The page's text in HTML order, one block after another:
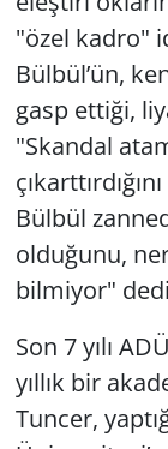
"özel kadro"
Bülbül’ün,
gasp ettiği,
"Skandal
Bülbül
olduğunu,
bilmiyor"
Son 7 yılı
yıllık bir
Tuncer,